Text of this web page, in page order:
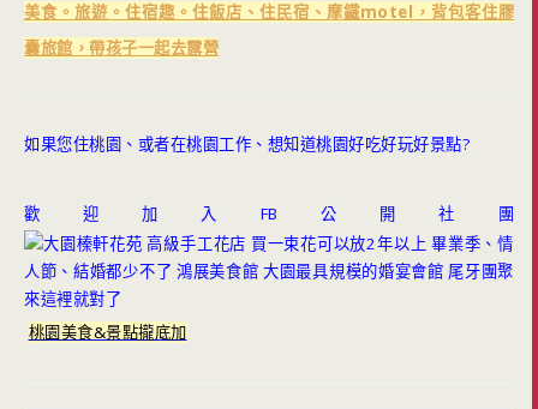
美食。旅遊。住宿趣。住飯店、住民宿、摩鐵motel，背包客住膠
囊旅館，帶孩子一起去露營
如果您住桃園、或者在桃園工作、想知道桃園好吃好玩好景點?
歡迎加入FB公開社團
桃園美食&景點攏底加